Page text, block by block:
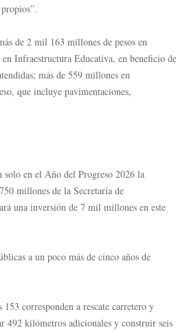
de 2 mil 163 millones de pesos en
Infraestructura Educativa, en beneficio de
más de 559 millones en
que incluye pavimentaciones,
en el Año del Progreso 2026 la
millones de la Secretaría de
una inversión de 7 mil millones en este
a un poco más de cinco años de
corresponden a rescate carretero y
492 kilómetros adicionales y construir seis